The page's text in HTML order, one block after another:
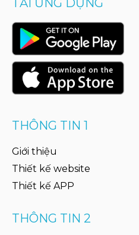
TẢI ỨNG DỤNG
THÔNG TIN 1
Giới thiệu
Thiết kế website
Thiết kế APP
THÔNG TIN 2